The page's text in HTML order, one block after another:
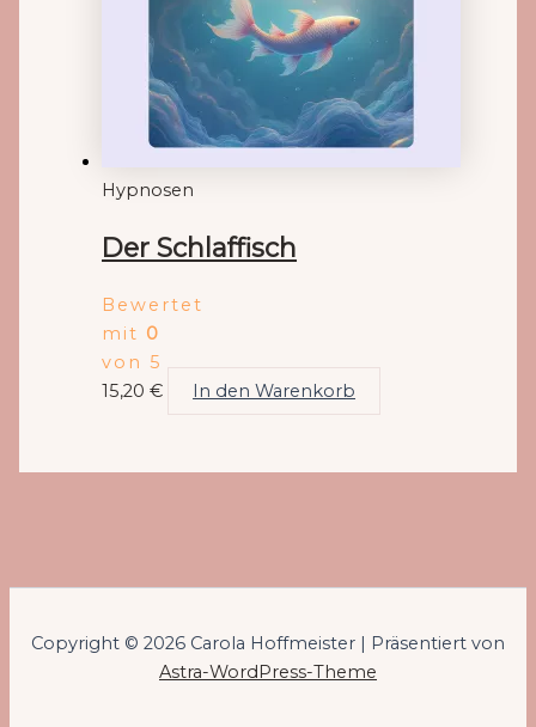
Hypnosen
Der Schlaffisch
Bewertet
mit 0
von 5
15,20€ In den Warenkorb
Copyright © 2026 Carola Hoffmeister | Präsentiert von
Astra-WordPress-Theme